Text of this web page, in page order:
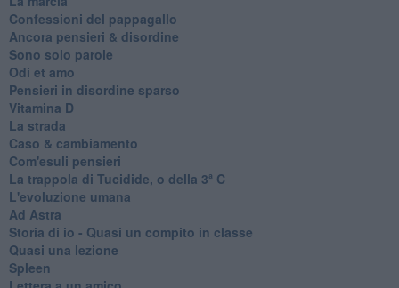
Confessioni del pappagallo
Ancora pensieri & disordine
Sono solo parole
Odi et amo
Pensieri in disordine sparso
Vitamina D
La strada
Caso & cambiamento
Com'esuli pensieri
La trappola di Tucidide, o della 3ª C
L'evoluzione umana
Ad Astra
Storia di io - Quasi un compito in classe
Quasi una lezione
Spleen